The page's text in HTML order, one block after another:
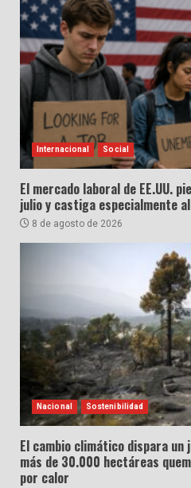
Internacional Social
El mercado laboral de EE.UU.
julio y castiga especialmente
8 de agosto de 2026
Nacional Sostenibilidad
El cambio climático dispara un
más de 30.000 hectáreas
por calor